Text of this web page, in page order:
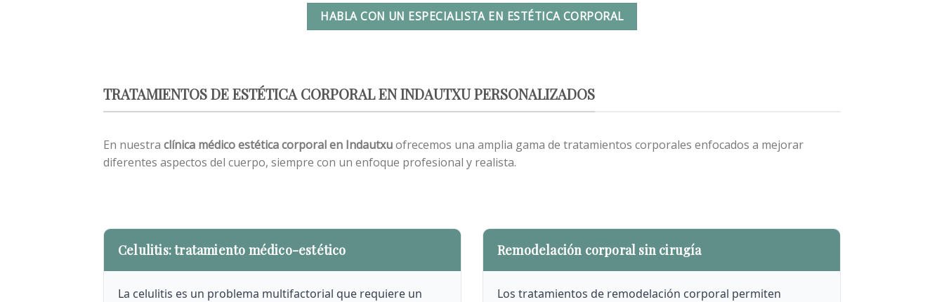
HABLA CON UN ESPECIALISTA EN ESTÉTICA CORPORAL
TRATAMIENTOS DE ESTÉTICA CORPORAL EN INDAUTXU PERSONALIZADOS
En nuestra clínica médico estética corporal en Indautxuofrecemos una amplia gama de tratamientos corporales enfocados a mejorar
diferentes aspectos del cuerpo, siempre con un enfoque profesional y realista.
Celulitis: tratamiento médico-estético
La celulitis es un problema multifactorial que requiere un
Remodelación corporal sin cirugía
Los tratamientos de remodelación corporal permiten